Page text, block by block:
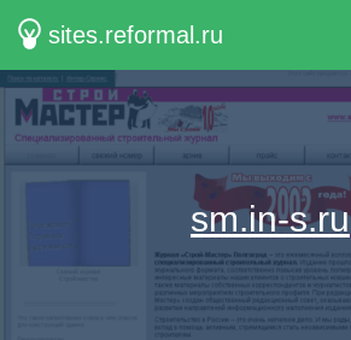
sites.reformal.ru
sm.in-s.ru